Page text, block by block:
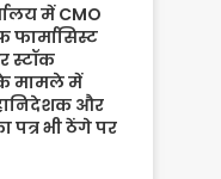
में CMO
फार्मासिस्ट
स्टॉक
मामले में
और
पत्र भी ठेंगे पर